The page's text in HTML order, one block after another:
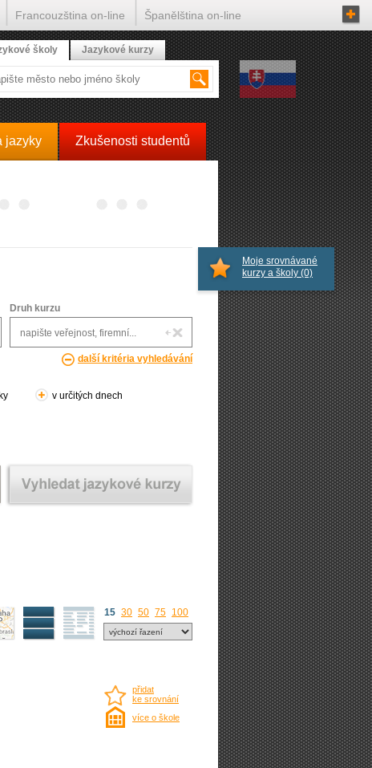
jazyky Zkušenosti studentů
Druh kurzu
další kritéria vyhledávání
v určitých dnech
15 30 50 75 100
přidat
ke srovnání
více o škole
Moje srovnávané
kurzy a školy (0)
školy Jazykové kurzy
Francouzština on-line Španělština on-line